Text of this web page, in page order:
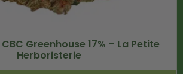
Greenhouse 17% – La Petite
Herboristerie